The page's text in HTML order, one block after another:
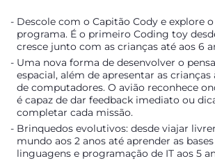
Descole com o Capitão Cody e explore
programa. É o primeiro Coding toy
cresce junto com as crianças até aos 6
Uma nova forma de desenvolver o
espacial, além de apresentar as
de computadores. O avião reconhece
é capaz de dar feedback imediato ou
completar cada missão.
Brinquedos evolutivos: desde viajar
mundo aos 2 anos até aprender as
linguagens e programação de IT aos 5